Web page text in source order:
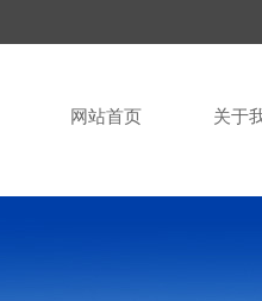
网站首页 关于